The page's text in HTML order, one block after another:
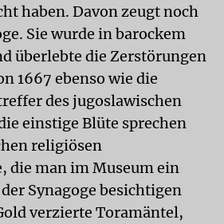
haben. Davon zeugt noch
Sie wurde in barockem
überlebte die Zerstörungen
1667 ebenso wie die
des jugoslawischen
einstige Blüte sprechen
religiösen
die man im Museum ein
Synagoge besichtigen
verzierte Toramäntel,